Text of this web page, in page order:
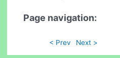
Page navigation:
< Prev Next >